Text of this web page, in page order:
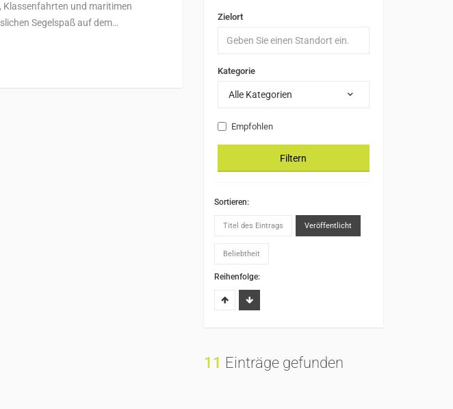
Klassenfahrten und maritimen
Segelspaß auf dem…
Zielort
Kategorie
Alle Kategorien
Empfohlen
Filtern
Sortieren:
Titel des Eintrags Veröffentlicht
Beliebtheit
Reihenfolge:
11 Einträge gefunden